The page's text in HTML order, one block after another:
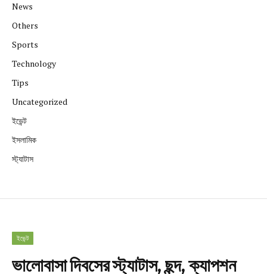
News
Others
Sports
Technology
Tips
Uncategorized
ইভেন্ট
ইসলামিক
স্ট্যাটাস
ইভেন্ট
ভালোবাসা দিবসের স্ট্যাটাস, ছন্দ, ক্যাপশন